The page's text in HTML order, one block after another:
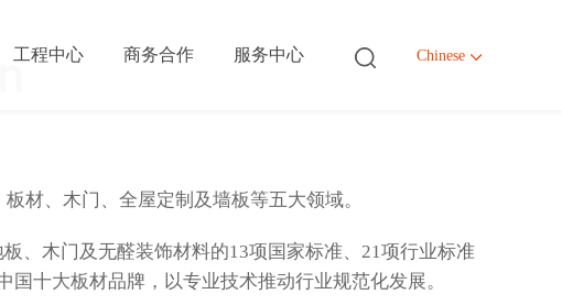
介绍
工程中心
体系
商务合作
合作
服务中心
我们
Chinese
材、木门、全屋定制及墙板等五大领域。
、木门及无醛装饰材料的13项国家标准、21项行业标准
十大板材品牌，以专业技术推动行业规范化发展。